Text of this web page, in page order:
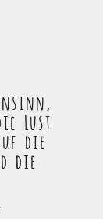
Lust
die
die